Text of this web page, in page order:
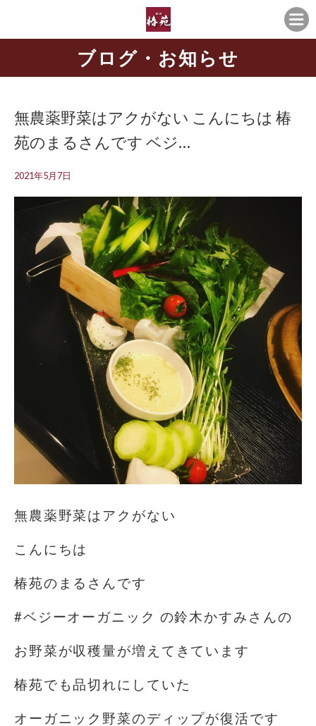
ブログ・お知らせ
無農薬野菜はアクがない こんにちは 椿
苑のまるさんです ベジ…
2021年5月7日
無農薬野菜はアクがない
こんにちは
椿苑のまるさんです
#ベジーオーガニック の鈴木かすみさんの
お野菜が収穫量が増えてきています
椿苑でも品切れにしていた
オーガニック野菜のディップが復活です